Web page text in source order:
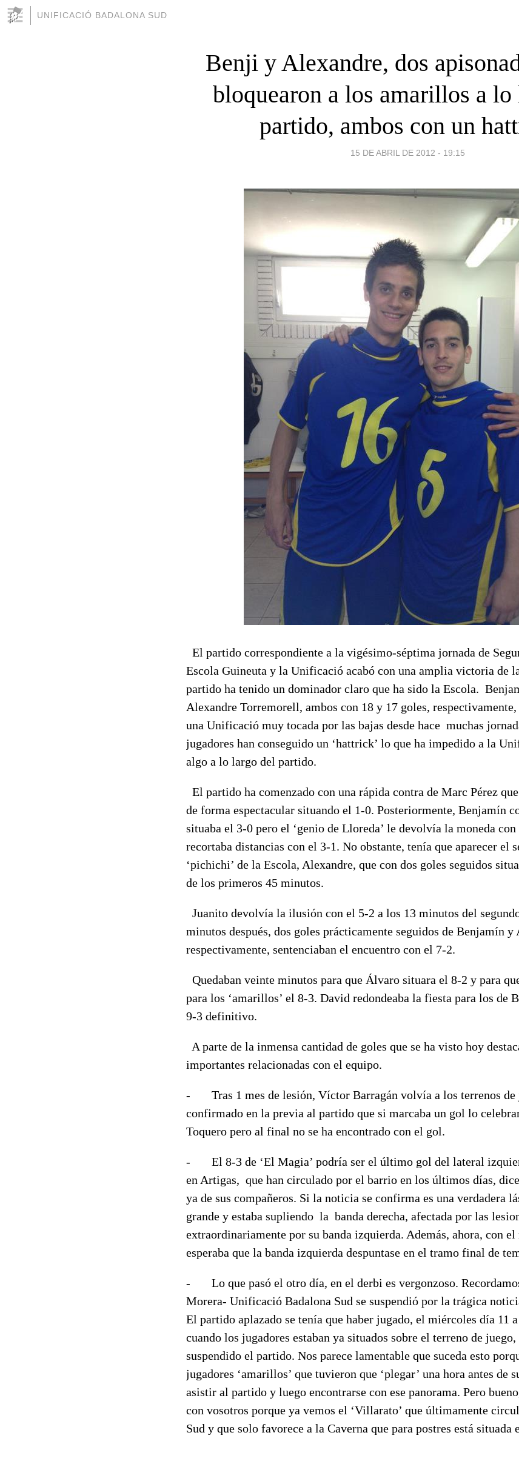
UNIFICACIÓ BADALONA SUD
Benji y Alexandre, dos
bloquearon a los amarillos a lo
partido, ambos con un
15 DE ABRIL DE 2012 - 19:15
El partido correspondiente a la vigésimo-séptima jornada de
Escola Guineuta y la Unificació acabó con una amplia victoria de
partido ha tenido un dominador claro que ha sido la Escola.
Alexandre Torremorell, ambos con 18 y 17 goles, respectivamente,
una Unificació muy tocada por las bajas desde hace muchas
jugadores han conseguido un ‘hattrick’ lo que ha impedido a la
algo a lo largo del partido.
El partido ha comenzado con una rápida contra de Marc Pérez
de forma espectacular situando el 1-0. Posteriormente, Benjamín
situaba el 3-0 pero el ‘genio de Lloreda’ le devolvía la moneda
recortaba distancias con el 3-1. No obstante, tenía que aparecer el
‘pichichi’ de la Escola, Alexandre, que con dos goles seguidos
de los primeros 45 minutos.
Juanito devolvía la ilusión con el 5-2 a los 13 minutos del
minutos después, dos goles prácticamente seguidos de Benjamín y
respectivamente, sentenciaban el encuentro con el 7-2.
Quedaban veinte minutos para que Álvaro situara el 8-2 y para
para los ‘amarillos’ el 8-3. David redondeaba la fiesta para los de
9-3 definitivo.
A parte de la inmensa cantidad de goles que se ha visto hoy
importantes relacionadas con el equipo.
- Tras 1 mes de lesión, Víctor Barragán volvía a los terrenos de
confirmado en la previa al partido que si marcaba un gol lo
Toquero pero al final no se ha encontrado con el gol.
- El 8-3 de ‘El Magia’ podría ser el último gol del lateral
en Artigas, que han circulado por el barrio en los últimos días,
ya de sus compañeros. Si la noticia se confirma es una verdadera
grande y estaba supliendo la banda derecha, afectada por las
extraordinariamente por su banda izquierda. Además, ahora, con el
esperaba que la banda izquierda despuntase en el tramo final de
- Lo que pasó el otro día, en el derbi es vergonzoso.
Morera- Unificació Badalona Sud se suspendió por la trágica
El partido aplazado se tenía que haber jugado, el miércoles día 11
cuando los jugadores estaban ya situados sobre el terreno de
suspendido el partido. Nos parece lamentable que suceda esto
jugadores ‘amarillos’ que tuvieron que ‘plegar’ una hora antes de
asistir al partido y luego encontrarse con ese panorama. Pero
con vosotros porque ya vemos el ‘Villarato’ que últimamente
Sud y que solo favorece a la Caverna que para postres está situada